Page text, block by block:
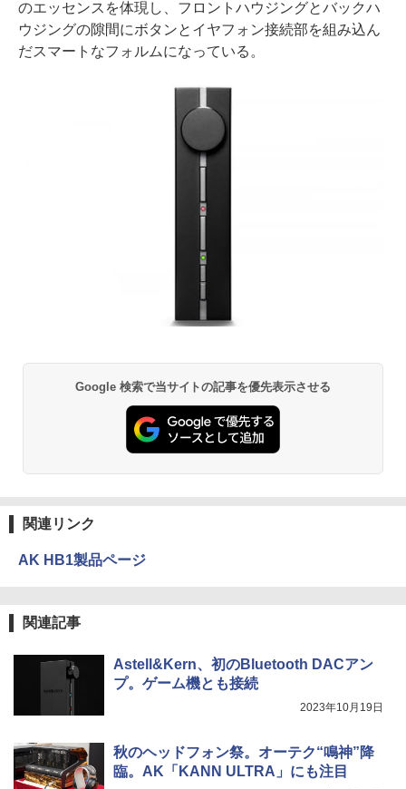
のエッセンスを体現し、フロントハウジングとバックハ
ウジングの隙間にボタンとイヤフォン接続部を組み込ん
だスマートなフォルムになっている。
Google 検索で当サイトの記事を優先表示させる
関連リンク
AK HB1製品ページ
関連記事
Astell&Kern、初のBluetooth DACアン
プ。ゲーム機とも接続
2023年10月19日
秋のヘッドフォン祭。オーテク“鳴神”降
臨。AK「KANN ULTRA」にも注目